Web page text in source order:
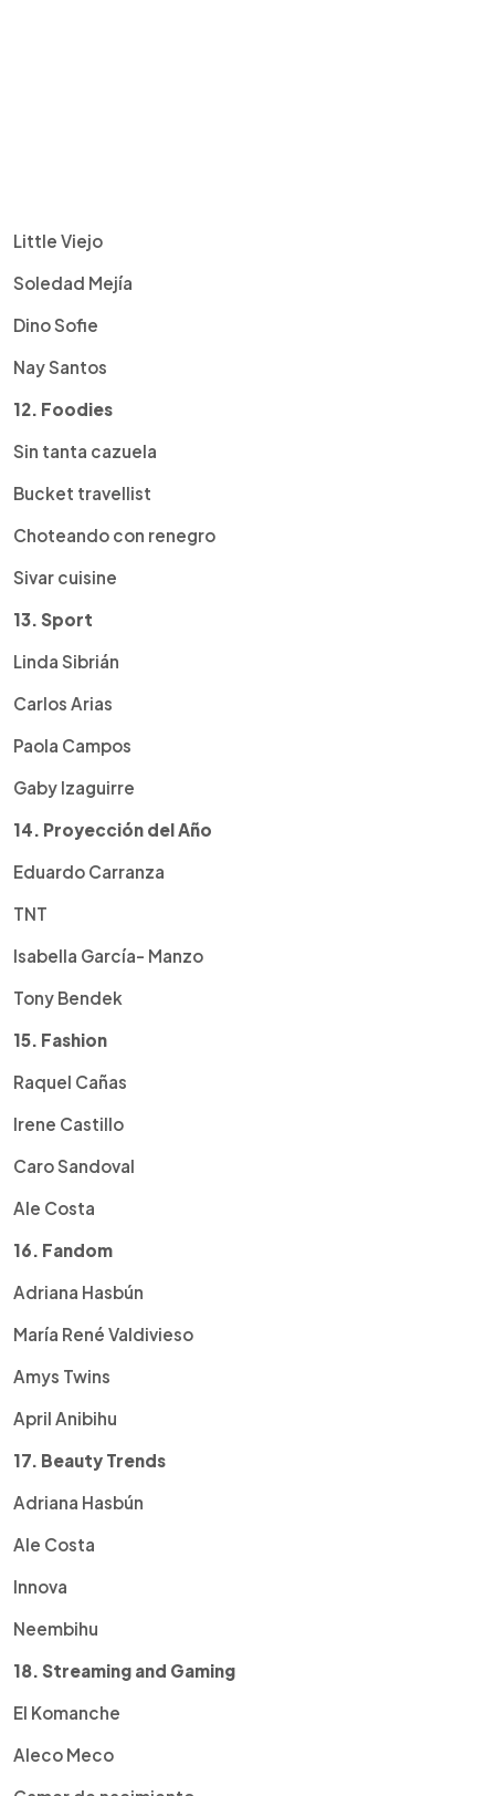
Little Viejo
Soledad Mejía
Dino Sofie
Nay Santos
12. Foodies
Sin tanta cazuela
Bucket travellist
Choteando con renegro
Sivar cuisine
13. Sport
Linda Sibrián
Carlos Arias
Paola Campos
Gaby Izaguirre
14. Proyección del Año
Eduardo Carranza
TNT
Isabella García- Manzo
Tony Bendek
15. Fashion
Raquel Cañas
Irene Castillo
Caro Sandoval
Ale Costa
16. Fandom
Adriana Hasbún
María René Valdivieso
Amys Twins
April Anibihu
17. Beauty Trends
Adriana Hasbún
Ale Costa
Innova
Neembihu
18. Streaming and Gaming
El Komanche
Aleco Meco